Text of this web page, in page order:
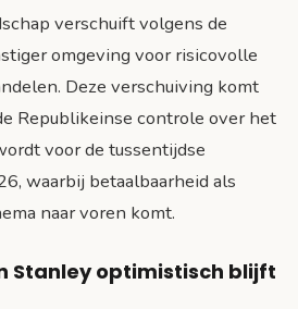
verschuift volgens de
omgeving voor risicovolle
Deze verschuiving komt
Republikeinse controle over het
voor de tussentijdse
waarbij betaalbaarheid als
naar voren komt.
Stanley optimistisch blijft